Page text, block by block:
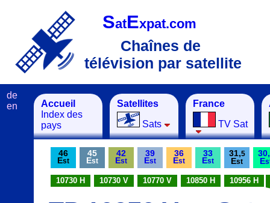
SatExpat.com
Chaînes de
télévision par satellite
Accueil
Index des
pays
Satellites
Sats
France
TV Sat
de
en
46
Est
45
Est
42
Est
39
Est
36
Est
33
Est
31,5
Est
30,
E
10730 H 10730 V 10770 V 10850 H 10956 H